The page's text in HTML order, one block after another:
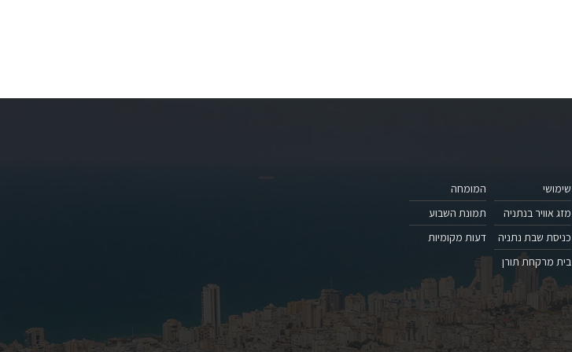
שימושי
מזג אוויר בנתניה
כניסת שבת נתניה
בית מרקחת תורן
המומחה
תמונת השבוע
דעות מקומיות